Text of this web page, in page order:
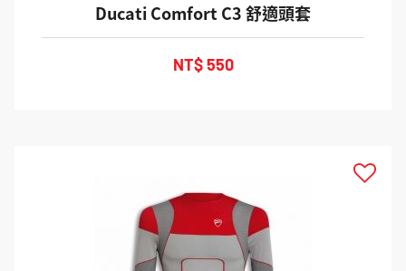
Ducati Comfort C3 舒適頭套
NT$ 550